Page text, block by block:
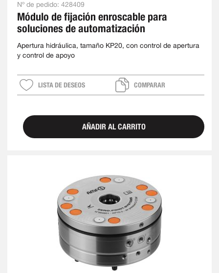
Nº de pedido: 428409
Módulo de fijación enroscable para
soluciones de automatización
Apertura hidráulica, tamaño KP20, con control de apertura
y control de apoyo
LISTA DE DESEOS COMPARAR
AÑADIR AL CARRITO